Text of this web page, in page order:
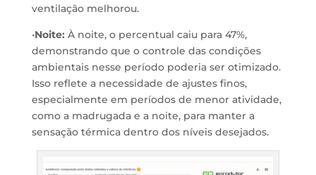
ventilação melhorou.
•Noite: À noite, o percentual caiu para 47%,
demonstrando que o controle das condições
ambientais nesse período poderia ser otimizado.
Isso reflete a necessidade de ajustes finos,
especialmente em períodos de menor atividade,
como a madrugada e a noite, para manter a
sensação térmica dentro dos níveis desejados.